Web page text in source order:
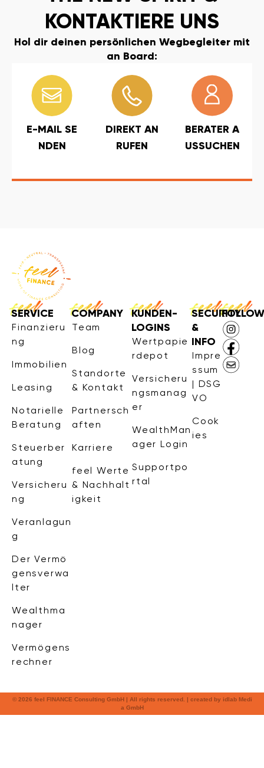
KONTAKTIERE UNS
Hol dir deinen persönlichen Wegbegleiter mit
an Board:
E-MAIL SE
NDEN
DIREKT AN
RUFEN
BERATER A
USSUCHEN
SERVICE
Finanzieru
ng
Immobilien
Leasing
Notarielle
Beratung
Steuerber
atung
Versicheru
ng
Veranlagun
g
Der Vermö
gensverwa
lter
Wealthma
nager
Vermögens
rechner
COMPANY
Team
Blog
Standorte
& Kontakt
Partnersch
aften
Karriere
feel Werte
& Nachhalt
igkeit
KUNDEN-
LOGINS
Wertpapie
rdepot
Versicheru
ngsmanag
er
WealthMan
ager Login
Supportpo
rtal
SECURITY
&
INFO
Impre
ssum
| DSG
VO
Cook
ies
FOLLOW
© 2026 feel FINANCE Consulting GmbH | All rights reserved. | created by idlab Medi
a GmbH